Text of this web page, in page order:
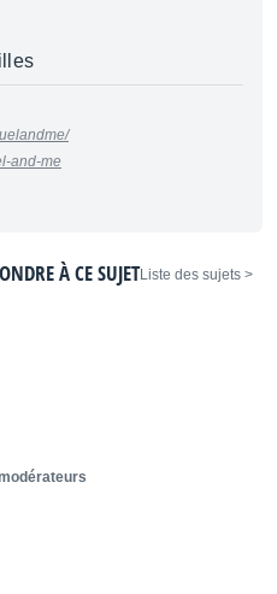
and-me
< Liste des sujets
À CE SUJET